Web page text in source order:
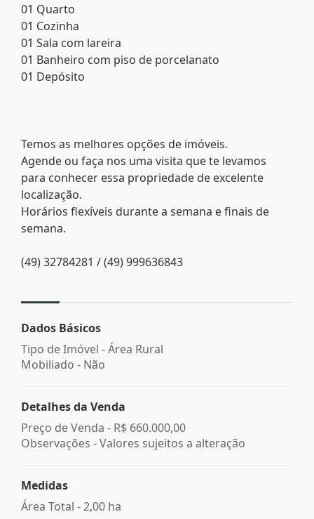
01 Quarto
01 Cozinha
01 Sala com lareira
01 Banheiro com piso de porcelanato
01 Depósito
Temos as melhores opções de imóveis.
Agende ou faça nos uma visita que te levamos
para conhecer essa propriedade de excelente
localização.
Horários flexíveis durante a semana e finais de
semana.
(49) 32784281 / (49) 999636843
Dados Básicos
Tipo de Imóvel - Área Rural
Mobiliado - Não
Detalhes da Venda
Preço de Venda - R$ 660.000,00
Observações - Valores sujeitos a alteração
Medidas
Área Total - 2,00 ha